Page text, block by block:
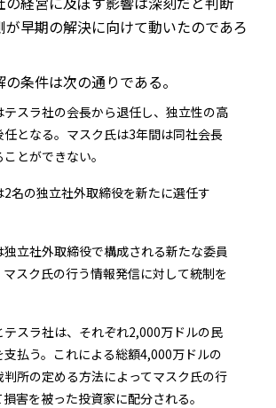
が早期の解決に向けて動いたのであろ
条件は次の通りである。
テスラ社の会長から退任し、独立性の高
任となる。マスク氏は3年間は同社会長
とができない。
2名の独立社外取締役を新たに選任す
独立社外取締役で構成される新たな委員
スク氏の行う情報発信に対して統制を
テスラ社は、それぞれ2,000万ドルの民
支払う。これによる総額4,000万ドルの
判所の定める方法によってマスク氏の行
害を被った投資家に配分される。